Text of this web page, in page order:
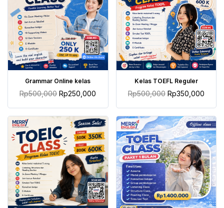
TAMBAH KE KERANJANG
Grammar Online kelas
Rp500,000 Rp250,000
TAMBAH KE KERANJANG
Kelas TOEFL Reguler
Rp500,000 Rp350,000